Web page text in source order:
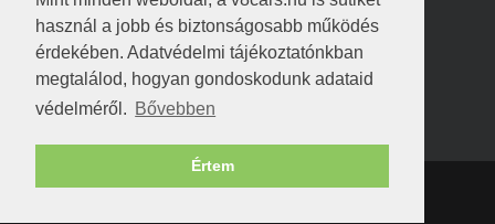
használ a jobb és biztonságosabb működés
érdekében. Adatvédelmi tájékoztatónkban
megtalálod, hogyan gondoskodunk adataid
védelméről. Bővebben
Értem
kortisz:Elszúrtam! Én csak két
darabbaal számoltam. Nem tudtam, hogy fél autót,
Béke:
!fasza Örültem is nagyon, amikor
Copyright © 1998-2026 v8cars.huT|Szerzői jogok